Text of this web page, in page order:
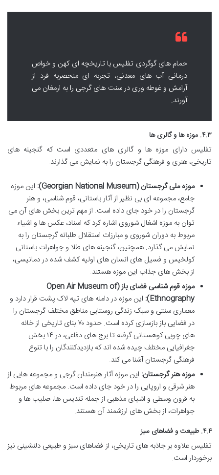
حمام های گوگردی تفلیس با تاریخچه ای کهن و خواص
درمانی آب های معدنی، تجربه ای منحصربه فرد از
آرامش و غوطه وری در سنت های گرجی را به ارمغان می
آورند.
۴.۳. موزه ها و گالری ها
تفلیس دارای موزه ها و گالری های متعددی است که گنجینه های
تاریخی، هنری و فرهنگی گرجستان را به نمایش می گذارند.
موزه ملی گرجستان (Georgian National Museum):
این موزه
جامع، مجموعه ای بی نظیر از آثار باستانی، قوم شناسی، و هنر
گرجستان را در خود جای داده است. از مهم ترین بخش های آن می
توان به موزه اشغال شوروی اشاره کرد که اسناد، عکس ها و اشیاء
مربوط به دوران شوروی و مبارزات استقلال طلبانه گرجستان را به
نمایش می گذارد. همچنین، گنجینه های طلا و جواهرات باستانی
کولخیس و فسیل های انسان های اولیه کشف شده در دمانیسی،
از بخش های جذاب این موزه هستند.
موزه قوم شناسی فضای باز (Open Air Museum of
Ethnography): این موزه در دامنه های تپه لاک پشت قرار دارد و
معماری سنتی و سبک زندگی روستایی مناطق مختلف گرجستان را
در فضایی باز بازسازی کرده است. حدود ۷۰ بنای تاریخی از خانه
های چوبی کوهستانی گرفته تا برج های دفاعی، در ۱۴ بخش
جغرافیایی مختلف چیده شده اند که بازدیدکنندگان را با تنوع
فرهنگی گرجستان آشنا می کند.
موزه هنر گرجستان: این موزه آثار هنرمندان گرجی و مجموعه هایی از
هنر شرقی و اروپایی را در خود جای داده است. مجموعه های مربوط
به قرون وسطی و اشیای مذهبی از جمله تندیس ها، صلیب ها و
جواهرات، از بخش های ارزشمند آن هستند.
۴.۴. طبیعت و فضاهای سبز
تفلیس علاوه بر جاذبه های تاریخی، از فضاهای سبز و طبیعی دلنشینی نیز
برخوردار است.